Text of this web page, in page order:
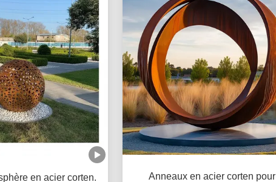
en acier corten. Anneaux en acier corten pour